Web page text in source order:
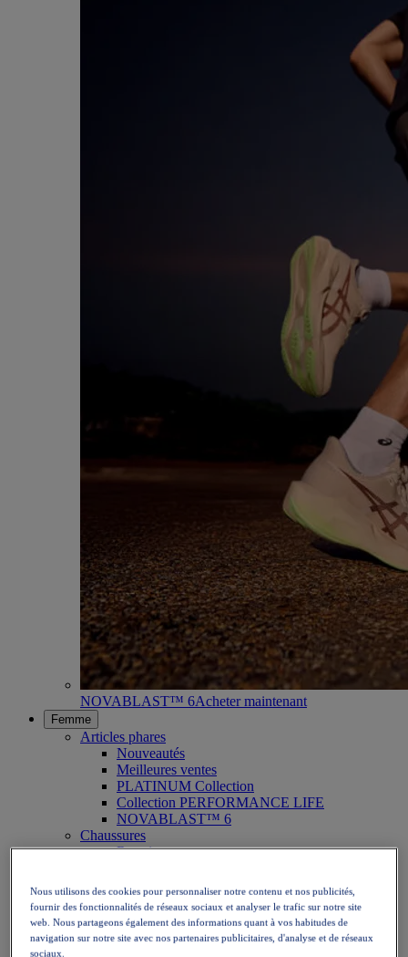
NOVABLAST™ 6Acheter maintenant
Femme
Articles phares
Nouveautés
Meilleures ventes
PLATINUM Collection
Collection PERFORMANCE LIFE
NOVABLAST™ 6
Chaussures
Running
Tennis
Volley
Handball
Padel
Nous utilisons des cookies pour personnaliser notre contenu et nos publicités,
fournir des fonctionnalités de réseaux sociaux et analyser le trafic sur notre site
web. Nous partageons également des informations quant à vos habitudes de
navigation sur notre site avec nos partenaires publicitaires, d'analyse et de réseaux
sociaux.